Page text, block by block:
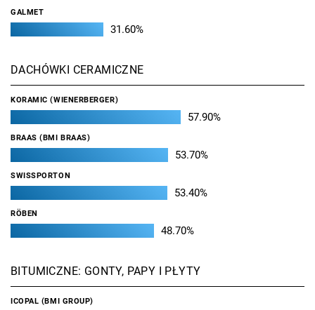
GALMET
31.60%
DACHÓWKI CERAMICZNE
KORAMIC (WIENERBERGER)
57.90%
BRAAS (BMI BRAAS)
53.70%
SWISSPORTON
53.40%
RÖBEN
48.70%
BITUMICZNE: GONTY, PAPY I PŁYTY
ICOPAL (BMI GROUP)